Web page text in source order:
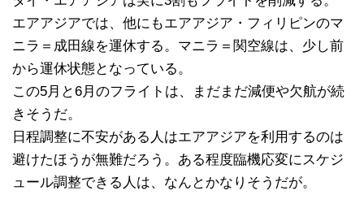
エアアジアでは、他にもエアアジア・フィリピンのマ
ニラ＝成田線を運休する。マニラ＝関空線は、少し前
から運休状態となっている。
この5月と6月のフライトは、まだまだ減便や欠航が続
きそうだ。
日程調整に不安がある人はエアアジアを利用するのは
避けたほうが無難だろう。ある程度臨機応変にスケジ
ュール調整できる人は、なんとかなりそうだが。